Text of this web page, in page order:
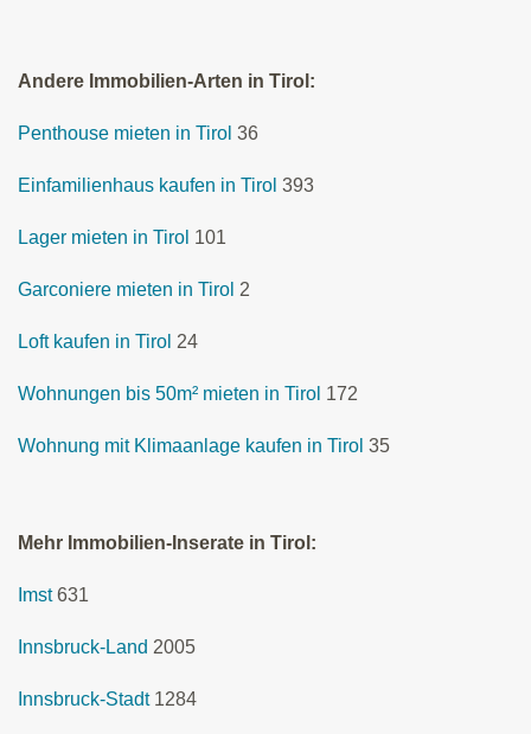
Andere Immobilien-Arten in Tirol:
Penthouse mieten in Tirol 36
Einfamilienhaus kaufen in Tirol 393
Lager mieten in Tirol 101
Garconiere mieten in Tirol 2
Loft kaufen in Tirol 24
Wohnungen bis 50m² mieten in Tirol 172
Wohnung mit Klimaanlage kaufen in Tirol 35
Mehr Immobilien-Inserate in Tirol:
Imst 631
Innsbruck-Land 2005
Innsbruck-Stadt 1284